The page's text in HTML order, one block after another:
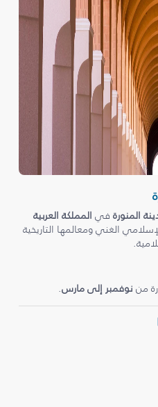
المنورةفي المملكة العربية
الغني ومعالمها التاريخية
من نوفمبر إلى مارس.